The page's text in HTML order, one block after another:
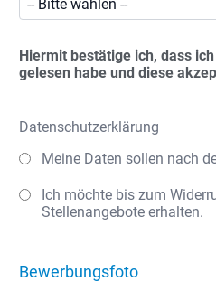
Hiermit bestätige ich, dass
gelesen habe und diese
Datenschutzerklärung
Meine Daten sollen nach
Ich möchte bis zum
Stellenangebote erhalten.
Bewerbungsfoto